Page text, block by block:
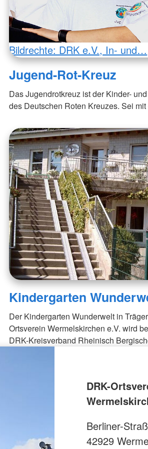
Bildrechte: DRK e.V., In- und…
Jugend-Rot-Kreuz
Das Jugendrotkreuz ist der Kinder-
des Deutschen Roten Kreuzes. Sei
Kindergarten
Der Kindergarten Wunderwelt in
Ortsverein Wermelskirchen e.V. wird
DRK-Kreisverband Rheinisch
DRK-
Berliner-
42929